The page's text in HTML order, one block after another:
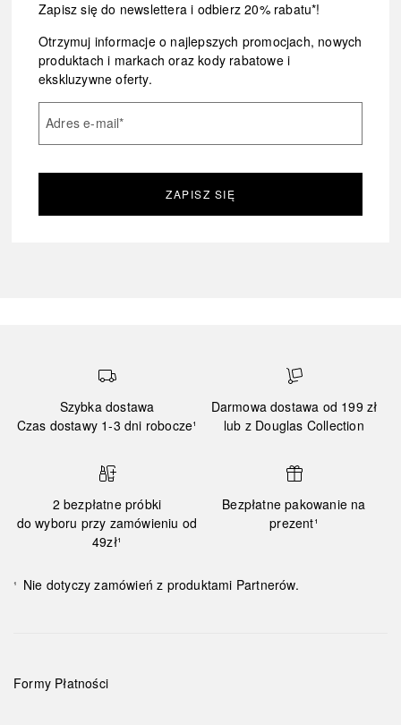
Zapisz się do newslettera i odbierz 20% rabatu*!
Otrzymuj informacje o najlepszych promocjach, nowych
produktach i markach oraz kody rabatowe i
ekskluzywne oferty.
Adres e-mail*
ZAPISZ SIĘ
Szybka dostawa
Czas dostawy 1-3 dni robocze¹
Darmowa dostawa od 199 zł
lub z Douglas Collection
2 bezpłatne próbki
do wyboru przy zamówieniu od
49zł¹
Bezpłatne pakowanie na
prezent¹
¹ Nie dotyczy zamówień z produktami Partnerów.
Formy Płatności